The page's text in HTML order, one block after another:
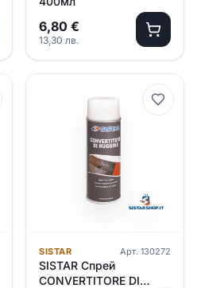
6,80 €
13,30 лв.
SISTAR Арт. 130272
SISTAR Спрей
CONVERTITORE DI